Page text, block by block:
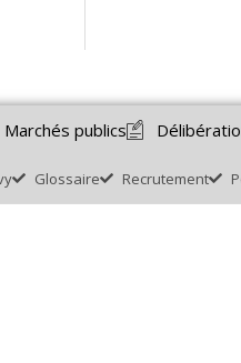
Marchés publics
Glossaire Recrutement